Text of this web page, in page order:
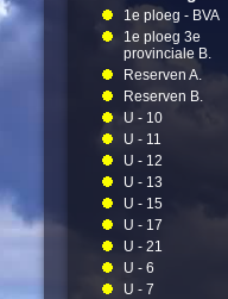
1e ploeg - BVA
1e ploeg 3e
provinciale B.
Reserven A.
Reserven B.
U - 10
U - 11
U - 12
U - 13
U - 15
U - 17
U - 21
U - 6
U - 7